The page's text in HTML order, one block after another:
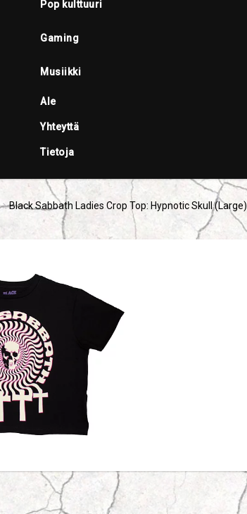
Pop kulttuuri
Gaming
Musiikki
Ale
Yhteyttä
Tietoja
Black Sabbath Ladies Crop Top: Hypnotic Skull (Large)